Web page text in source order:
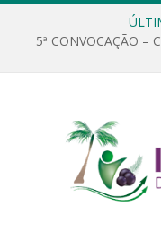
5ª CONVOCAÇÃO –